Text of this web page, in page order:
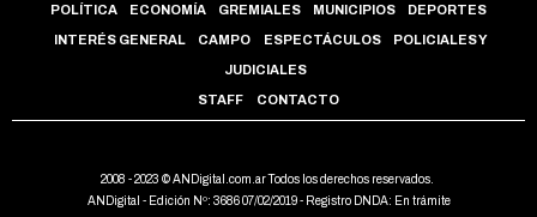
POLÍTICA ECONOMÍA GREMIALES MUNICIPIOS DEPORTES
INTERÉS GENERAL CAMPO ESPECTÁCULOS POLICIALES Y
JUDICIALES
STAFF CONTACTO
2008 - 2023 © ANDigital.com.ar Todos los derechos reservados.
ANDigital - Edición Nº: 3686 07/02/2019 - Registro DNDA: En trámite